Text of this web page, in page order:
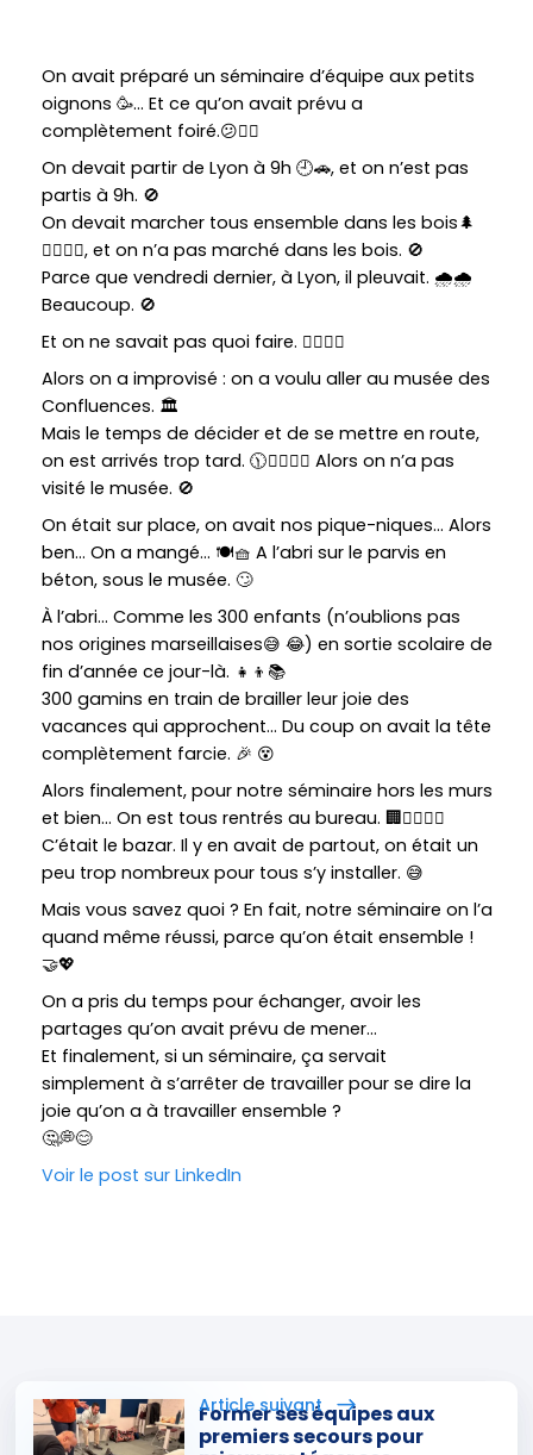
On avait préparé un séminaire d’équipe aux petits
oignons 🥳… Et ce qu’on avait prévu a
complètement foiré.😕🤦‍♂️
On devait partir de Lyon à 9h 🕘🚗, et on n’est pas
partis à 9h. 🚫
On devait marcher tous ensemble dans les bois 🌲
🚶‍♂️🚶‍♀️, et on n’a pas marché dans les bois. 🚫
Parce que vendredi dernier, à Lyon, il pleuvait. 🌧️🌧️
Beaucoup. 🚫
Et on ne savait pas quoi faire. 🤷‍♂️🤷‍♀️
Alors on a improvisé : on a voulu aller au musée des
Confluences. 🏛️
Mais le temps de décider et de se mettre en route,
on est arrivés trop tard. 🕦🚶‍♂️🚶‍♀️ Alors on n’a pas
visité le musée. 🚫
On était sur place, on avait nos pique-niques… Alors
ben… On a mangé… 🍽️🧺 A l’abri sur le parvis en
béton, sous le musée. 🙄
À l’abri… Comme les 300 enfants (n’oublions pas
nos origines marseillaises😅 😂) en sortie scolaire de
fin d’année ce jour-là. 👧👦📚
300 gamins en train de brailler leur joie des
vacances qui approchent… Du coup on avait la tête
complètement farcie. 🎉 😵
Alors finalement, pour notre séminaire hors les murs
et bien… On est tous rentrés au bureau. 🏢🏃‍♂️🏃‍♀️
C’était le bazar. Il y en avait de partout, on était un
peu trop nombreux pour tous s’y installer. 😅
Mais vous savez quoi ? En fait, notre séminaire on l’a
quand même réussi, parce qu’on était ensemble !
🤝💖
On a pris du temps pour échanger, avoir les
partages qu’on avait prévu de mener…
Et finalement, si un séminaire, ça servait
simplement à s’arrêter de travailler pour se dire la
joie qu’on a à travailler ensemble ?
🤔💭😊
Voir le post sur LinkedIn
Cohésion d’équipe chez
Former ses équipes aux
premiers secours pour